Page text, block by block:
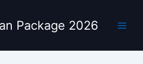
Package 2026